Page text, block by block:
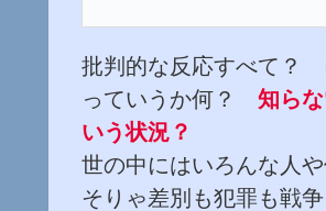
批判的な反応すべて？
っていうか何？ 知ら
いう状況？
世の中にはいろんな人
そりゃ差別も犯罪も戦